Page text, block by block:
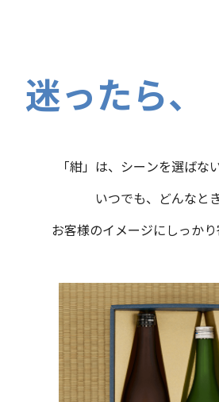
迷ったら、
「紺」は、シーンを選ばな
いつでも、どんなと
お客様のイメージにしっかり